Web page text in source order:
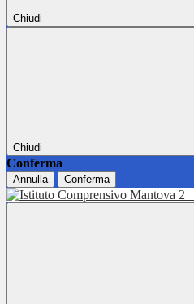
Chiudi
Chiudi
Conferma
Annulla Conferma